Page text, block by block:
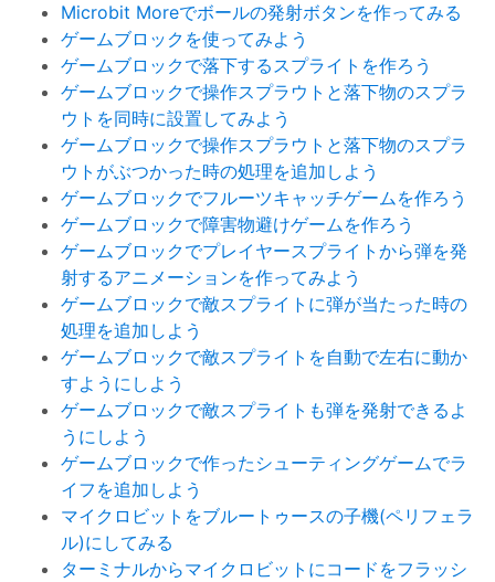
Microbit Moreでボールの発射ボタンを作ってみる
ゲームブロックを使ってみよう
ゲームブロックで落下するスプライトを作ろう
ゲームブロックで操作スプラウトと落下物のスプラ
ウトを同時に設置してみよう
ゲームブロックで操作スプラウトと落下物のスプラ
ウトがぶつかった時の処理を追加しよう
ゲームブロックでフルーツキャッチゲームを作ろう
ゲームブロックで障害物避けゲームを作ろう
ゲームブロックでプレイヤースプライトから弾を発
射するアニメーションを作ってみよう
ゲームブロックで敵スプライトに弾が当たった時の
処理を追加しよう
ゲームブロックで敵スプライトを自動で左右に動か
すようにしよう
ゲームブロックで敵スプライトも弾を発射できるよ
うにしよう
ゲームブロックで作ったシューティングゲームでラ
イフを追加しよう
マイクロビットをブルートゥースの子機(ペリフェラ
ル)にしてみる
ターミナルからマイクロビットにコードをフラッシ